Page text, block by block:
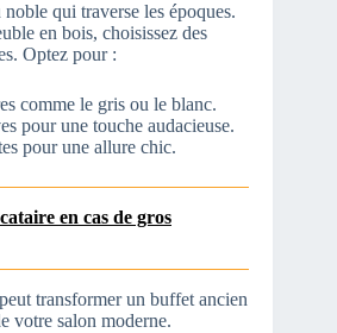
qui traverse les époques.
en bois, choisissez des
Optez pour :
comme le gris ou le blanc.
pour une touche audacieuse.
pour une allure chic.
en cas de gros
transformer un buffet ancien
votre salon moderne.